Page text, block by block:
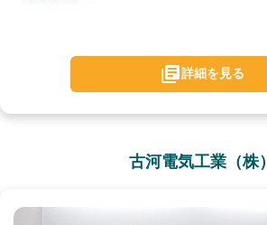
詳細を見る
古河電気工業（株）